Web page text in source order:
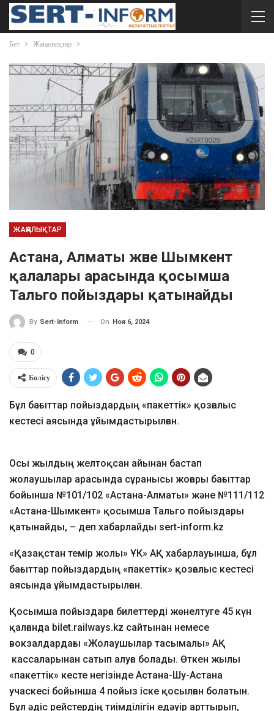
Бет Жаңалықтар
ЖАҢАЛЫҚТАР
Астана, Алматы және Шымкент
қалалары арасында қосымша
Taльго пойыздары қатынайды
By Sert-Inform On Ноя 6, 2024
0
Бөлісу
Бұл бағыттар пойыздардың «пакеттік» қозғалыс
кестесі аясында ұйымдастырылған.
Осы жылдың желтоқсан айынан бастап
жолаушылар арасында сұранысы жоғары бағыттар
бойынша №101/102 «Астана-Алматы» және №111/112
«Астана-Шымкент» қосымша Тальго пойыздары
қатынайды, – деп хабарлайды sert-inform.kz
«Қазақстан темір жолы» ҰК» АҚ хабарлауынша, бұл
бағыттар пойыздардың «пакеттік» қозғалыс кестесі
аясында ұйымдастырылған.
Қосымша пойыздарға билеттерді жөнелтуге 45 күн
қалғанда bilet.railways.kz сайтынан немесе
вокзалдардағы «Жолаушылар тасымалы» АҚ
кассаларынан сатып алуға болады. Өткен жылы
«пакеттік» кесте негізінде Астана-Шу-Астана
учаскесі бойынша 4 пойыз іске қосылған болатын.
Бұл әдіс рейстердің тиімділігін едәуір арттырып,